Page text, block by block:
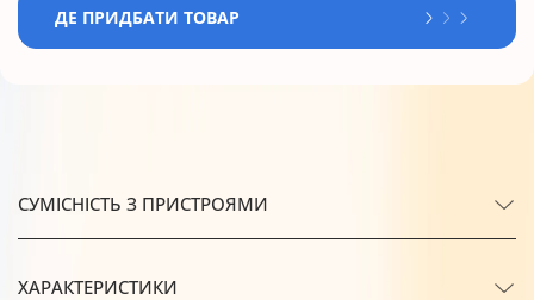
ДЕ ПРИДБАТИ ТОВАР
СУМІСНІСТЬ З ПРИСТРОЯМИ
ХАРАКТЕРИСТИКИ